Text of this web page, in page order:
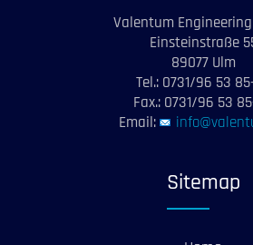
Valentum Engineering
Einsteinstraße
89077 Ulm
Tel.: 0731/96 53
Fax.: 0731/96 53
Email:
Sitemap